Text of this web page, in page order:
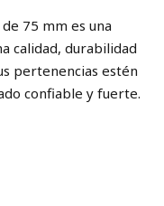
75 mm es una
calidad, durabilidad
pertenencias estén
confiable y fuerte.